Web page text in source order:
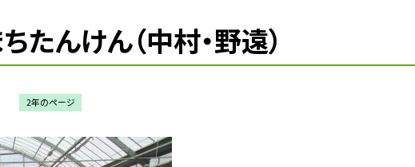
んけん（中村・野遠）
2年のページ